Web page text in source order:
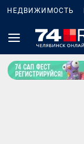
НЕДВИЖИМОСТЬ